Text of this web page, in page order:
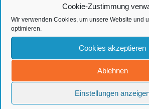
Cookie-Zustimmung
Wir verwenden Cookies, um unsere Website und
optimieren.
Cookies akzeptieren
Ablehnen
Einstellungen